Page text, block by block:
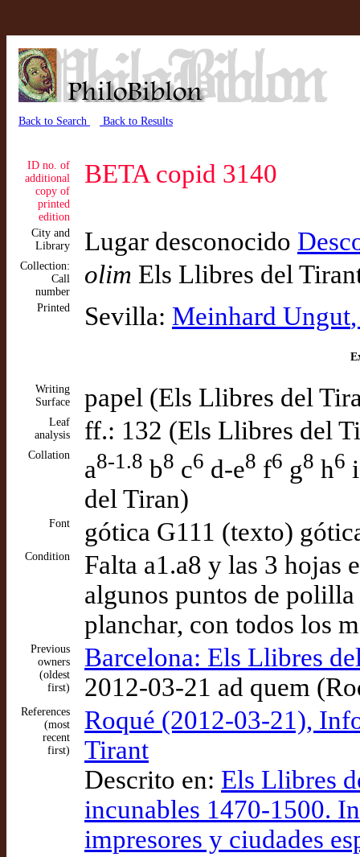
Back to Search Back to Results
ID no. of
additional
copy of
printed
edition
BETA copid 3140
City and
Library
Lugar desconocido
Collection:
Call
number
olim Els Llibres del
Printed Sevilla: Meinhard Ungut
Writing
Surface
papel (Els Llibres del
Leaf
analysis
ff.: 132 (Els Llibres del
Collation a8-1.8 b8 c6 d-e8 f6 g8 h6 i
del Tiran)
Font gótica G111 (texto)
Condition
Falta a1.a8 y las 3 hojas
algunos puntos de
planchar, con todos los
Previous
owners
(oldest
first)
Barcelona: Els Llibres
2012-03-21 ad quem
References
(most
recent
first)
Roqué (2012-03-21),
Tirant
Descrito en: Els Llibres
incunables 1470-1500.
impresores y ciudades